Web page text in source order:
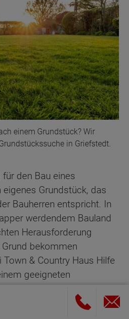
einem Grundstück? Wir
in Griefstedt.
den Bau eines
Grundstück, das
Bauherren entspricht. In
werdendem Bauland
Herausforderung
bekommen
& Country Haus Hilfe
geeigneten
für